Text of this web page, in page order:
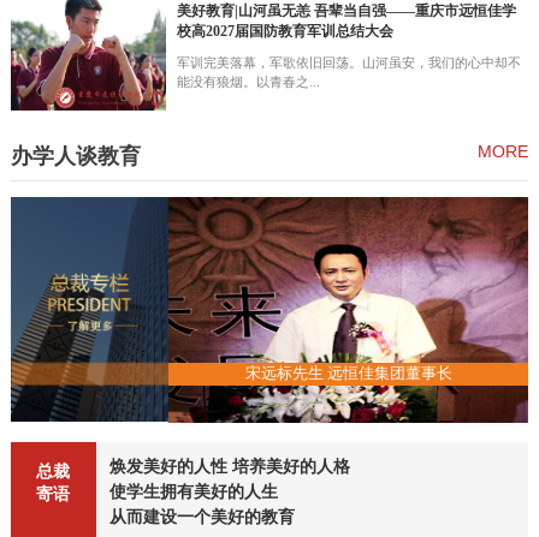
美好教育|山河虽无恙 吾辈当自强——重庆市远恒佳学
校高2027届国防教育军训总结大会
军训完美落幕，军歌依旧回荡。山河虽安，我们的心中却不
能没有狼烟。以青春之...
办学人谈教育 MORE
集团董事长 宋远标先生 远恒佳集团董事长
总裁
寄语
焕发美好的人性 培养美好的人格
使学生拥有美好的人生
从而建设一个美好的教育